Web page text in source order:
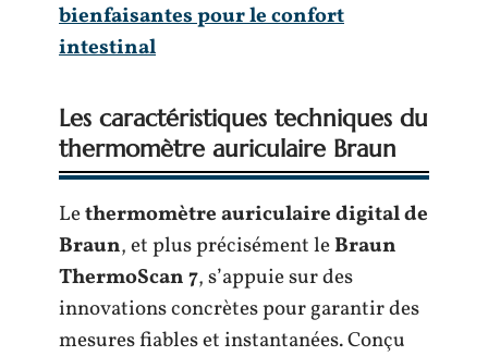
bienfaisantes pour le confort
intestinal
Les caractéristiques techniques du
thermomètre auriculaire Braun
Lethermomètre auriculaire digital de
Braun, et plus précisément leBraun
ThermoScan 7, s’appuie sur des
innovations concrètes pour garantir des
mesures fiables et instantanées. Conçu